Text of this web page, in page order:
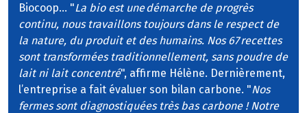
Biocoop… "La bio est une démarche de progrès
continu, nous travaillons toujours dans le respect de
la nature, du produit et des humains. Nos 67 recettes
sont transformées traditionnellement, sans poudre de
lait ni lait concentré", affirme Hélène. Dernièrement,
l’entreprise a fait évaluer son bilan carbone. "Nos
fermes sont diagnostiquées très bas carbone ! Notre